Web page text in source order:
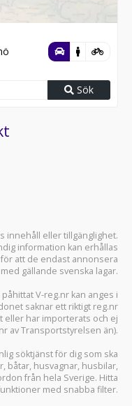
Sök
innehåll eller tillgänglighet.
information kan erhållas
att de endast annonsera
gällande svenska lagar.
V-reg.nr kan anges i
saknar ett riktigt reg.nr
eller har importerats och ej
av Transportstyrelsen än).
söktjänst för dig som ska
, båtar, husvagnar, husbilar,
från hela Sverige. Hitta
med snabba filter.